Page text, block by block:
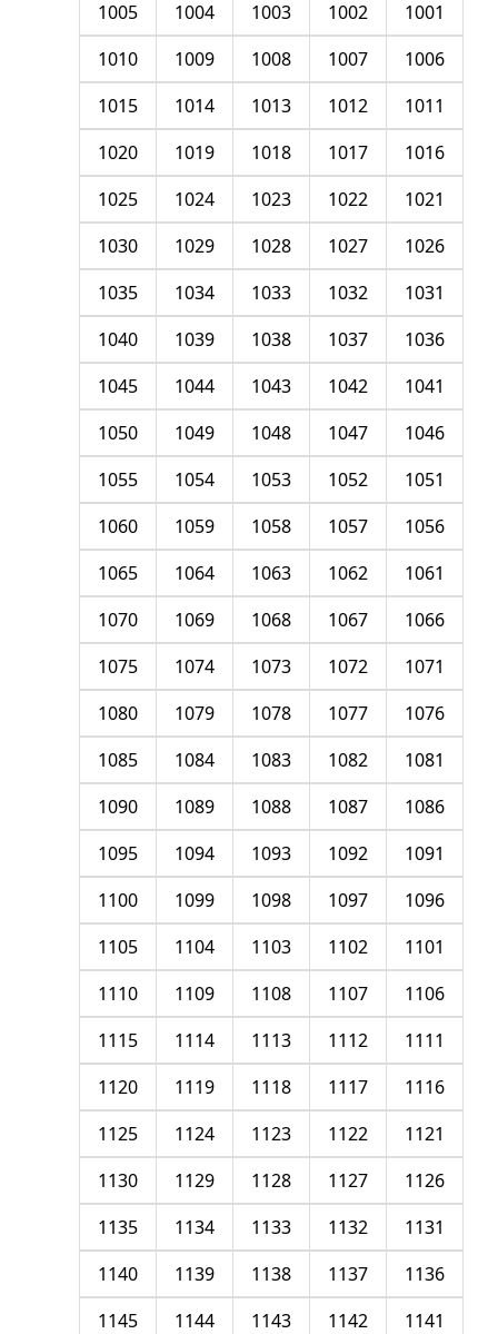
1001
1002
1003
1004
1005
1006
1007
1008
1009
1010
1011
1012
1013
1014
1015
1016
1017
1018
1019
1020
1021
1022
1023
1024
1025
1026
1027
1028
1029
1030
1031
1032
1033
1034
1035
1036
1037
1038
1039
1040
1041
1042
1043
1044
1045
1046
1047
1048
1049
1050
1051
1052
1053
1054
1055
1056
1057
1058
1059
1060
1061
1062
1063
1064
1065
1066
1067
1068
1069
1070
1071
1072
1073
1074
1075
1076
1077
1078
1079
1080
1081
1082
1083
1084
1085
1086
1087
1088
1089
1090
1091
1092
1093
1094
1095
1096
1097
1098
1099
1100
1101
1102
1103
1104
1105
1106
1107
1108
1109
1110
1111
1112
1113
1114
1115
1116
1117
1118
1119
1120
1121
1122
1123
1124
1125
1126
1127
1128
1129
1130
1131
1132
1133
1134
1135
1136
1137
1138
1139
1140
1141
1142
1143
1144
1145